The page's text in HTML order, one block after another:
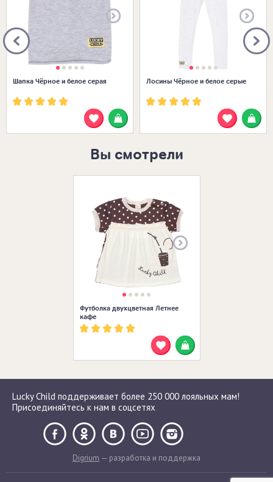
Шапка Чёрное и белое серая Лосины Чёрное и белое серые
Вы смотрели
Футболка двухцветная Летнее
кафе
Lucky Child поддерживает более 250 000 лояльных мам!
Присоединяйтесь к нам в соцсетях
Digrium — разработка и поддержка